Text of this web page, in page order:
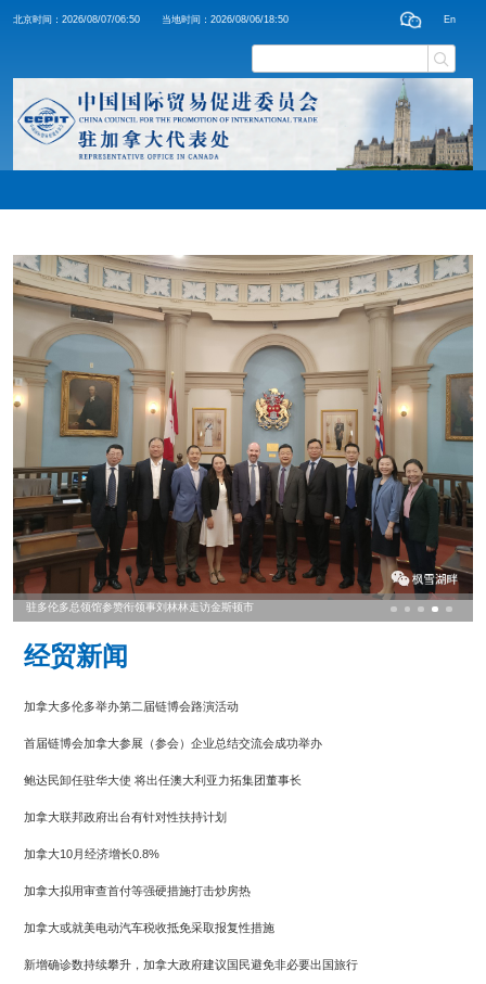
北京时间： 2026/08/07/06:50 当地时间： 2026/08/06/18:50 En
驻多伦多总领馆参赞衔领事刘林林走访金斯顿市
经贸新闻
加拿大多伦多举办第二届链博会路演活动
首届链博会加拿大参展（参会）企业总结交流会成功举办
鲍达民卸任驻华大使 将出任澳大利亚力拓集团董事长
加拿大联邦政府出台有针对性扶持计划
加拿大10月经济增长0.8%
加拿大拟用审查首付等强硬措施打击炒房热
加拿大或就美电动汽车税收抵免采取报复性措施
新增确诊数持续攀升，加拿大政府建议国民避免非必要出国旅行